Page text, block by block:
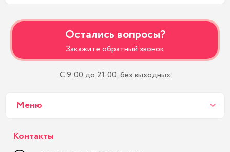
Остались вопросы?
Закажите обратный звонок
С 9:00 до 21:00, без выходных
Меню
Контакты